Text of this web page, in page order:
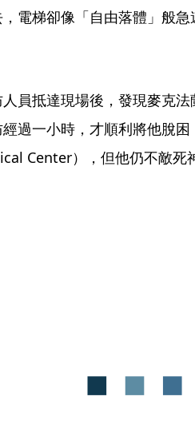
電梯卻像「自由落體」般
員抵達現場後，發現麥克
過一小時，才順利將他脫
Center），但他仍不敵死